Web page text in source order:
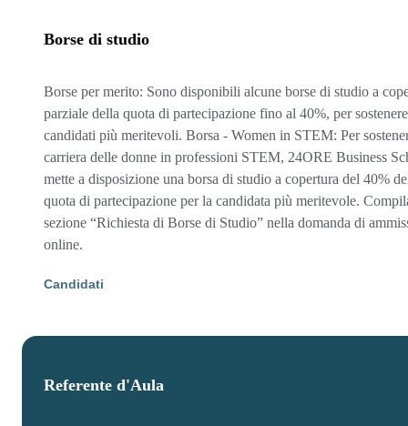
Borse di studio
Borse per merito: Sono disponibili alcune borse di studio a
parziale della quota di partecipazione fino al 40%, per
candidati più meritevoli. Borsa - Women in STEM: Per
carriera delle donne in professioni STEM, 24ORE Business
mette a disposizione una borsa di studio a copertura del 40%
quota di partecipazione per la candidata più meritevole.
sezione “Richiesta di Borse di Studio” nella domanda di
online.
Candidati
Referente d'Aula